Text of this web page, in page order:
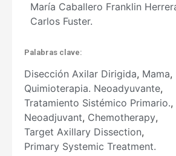
María Caballero Franklin
Carlos Fuster.
Palabras clave:
Disección Axilar Dirigida, Mama,
Quimioterapia. Neoadyuvante,
Tratamiento Sistémico Primario.,
Neoadjuvant, Chemotherapy,
Target Axillary Dissection,
Primary Systemic Treatment.